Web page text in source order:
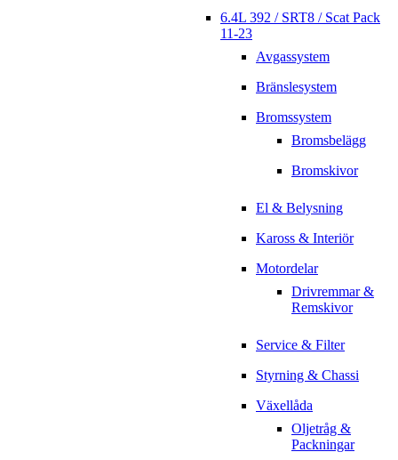
6.4L 392 / SRT8 / Scat Pack
11-23
Avgassystem
Bränslesystem
Bromssystem
Bromsbelägg
Bromskivor
El & Belysning
Kaross & Interiör
Motordelar
Drivremmar &
Remskivor
Service & Filter
Styrning & Chassi
Växellåda
Oljetråg &
Packningar